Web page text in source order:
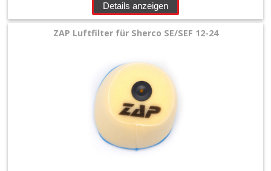
Details anzeigen
ZAP Luftfilter für Sherco SE/SEF 12-24